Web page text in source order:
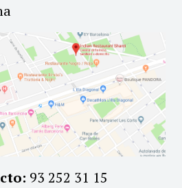
93 252 31 15